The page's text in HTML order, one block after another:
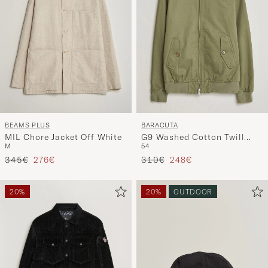
BEAMS PLUS
MIL Chore Jacket Off White
M
Regulärer Preis
345€ Reduzierter Preis
276€
BARACUTA
G9 Washed Cotton Twill
Jacket Lichen Green
54
Regulärer Preis
310€ Reduzierter Preis
248€
20% 20% OUTDOOR